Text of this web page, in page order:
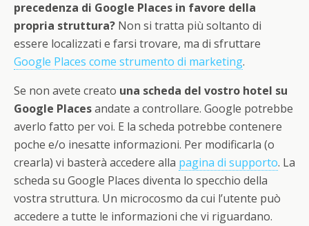
precedenza di Google Places in favore della
propria struttura? Non si tratta più soltanto di
essere localizzati e farsi trovare, ma di sfruttare
Google Places come strumento di marketing.
Se non avete creato una scheda del vostro hotel su
Google Placesandate a controllare. Google potrebbe
averlo fatto per voi. E la scheda potrebbe contenere
poche e/o inesatte informazioni. Per modificarla (o
crearla) vi basterà accedere alla pagina di supporto. La
scheda su Google Places diventa lo specchio della
vostra struttura. Un microcosmo da cui l’utente può
accedere a tutte le informazioni che vi riguardano.